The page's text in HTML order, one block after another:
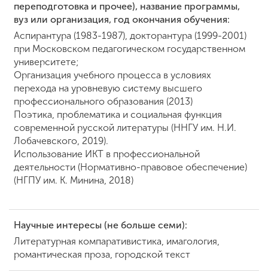
переподготовка и прочее), название программы,
вуз или организация, год окончания обучения:
Аспирантура (1983-1987), докторантура (1999-2001)
при Московском педагогическом государственном
университете;
Организация учебного процесса в условиях
перехода на уровневую систему высшего
профессионального образования (2013)
Поэтика, проблематика и социальная функция
современной русской литературы (ННГУ им. Н.И.
Лобачевского, 2019).
Использование ИКТ в профессиональной
деятельности (Нормативно-правовое обеспечение)
(НГПУ им. К. Минина, 2018)
Научные интересы (не больше семи):
Литературная компаративистика, имагология,
романтическая проза, городской текст